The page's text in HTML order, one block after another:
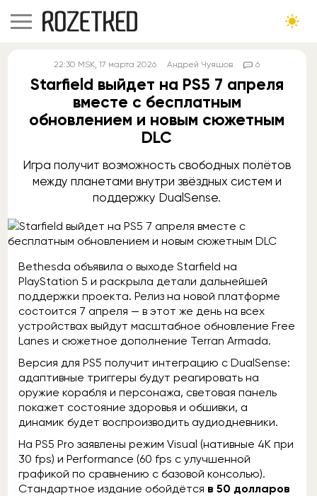
22:30 MSK, 17 марта 2026 Андрей Чуяшов 6
Starfield выйдет на PS5 7 апреля
вместе с бесплатным
обновлением и новым сюжетным
DLC
Игра получит возможность свободных полётов
между планетами внутри звёздных систем и
поддержку DualSense.
Bethesda объявила о выходе Starfield на
PlayStation 5 и раскрыла детали дальнейшей
поддержки проекта. Релиз на новой платформе
состоится 7 апреля — в этот же день на всех
устройствах выйдут масштабное обновление Free
Lanes и сюжетное дополнение Terran Armada.
Версия для PS5 получит интеграцию с DualSense:
адаптивные триггеры будут реагировать на
оружие корабля и персонажа, световая панель
покажет состояние здоровья и обшивки, а
динамик будет воспроизводить аудиодневники.
На PS5 Pro заявлены режим Visual (нативные 4K при
30 fps) и Performance (60 fps с улучшенной
графикой по сравнению с базовой консолью).
Стандартное издание обойдётся в 50 долларов